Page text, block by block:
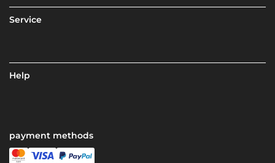
Service
Help
payment methods